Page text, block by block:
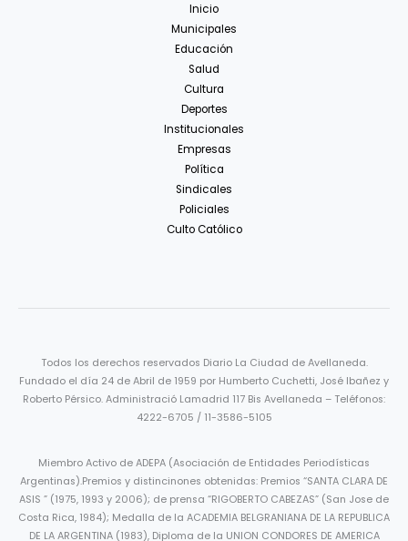
Inicio
Municipales
Educación
Salud
Cultura
Deportes
Institucionales
Empresas
Política
Sindicales
Policiales
Culto Católico
Todos los derechos reservados Diario La Ciudad de Avellaneda.
Fundado el día 24 de Abril de 1959 por Humberto Cuchetti, José Ibañez y
Roberto Pérsico. Administració Lamadrid 117 Bis Avellaneda – Teléfonos:
4222-6705 / 11-3586-5105
Miembro Activo de ADEPA (Asociación de Entidades Periodísticas
Argentinas).Premios y distincinones obtenidas: Premios “SANTA CLARA DE
ASIS ” (1975, 1993 y 2006); de prensa “RIGOBERTO CABEZAS” (San Jose de
Costa Rica, 1984); Medalla de la ACADEMIA BELGRANIANA DE LA REPUBLICA
DE LA ARGENTINA (1983), Diploma de la UNION CONDORES DE AMERICA